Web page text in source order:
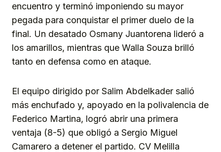
encuentro y terminó imponiendo su mayor
pegada para conquistar el primer duelo de la
final. Un desatado Osmany Juantorena lideró a
los amarillos, mientras que Walla Souza brilló
tanto en defensa como en ataque.
El equipo dirigido por Salim Abdelkader salió
más enchufado y, apoyado en la polivalencia de
Federico Martina, logró abrir una primera
ventaja (8-5) que obligó a Sergio Miguel
Camarero a detener el partido. CV Melilla